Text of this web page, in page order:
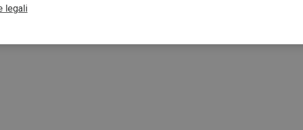
legali